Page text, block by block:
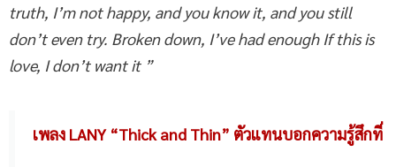
truth, I’m not happy, and you know it, and you still
don’t even try. Broken down, I’ve had enough If this is
love, I don’t want it ”
เพลง LANY “Thick and Thin” ตัวแทนบอกความรู้สึกที่